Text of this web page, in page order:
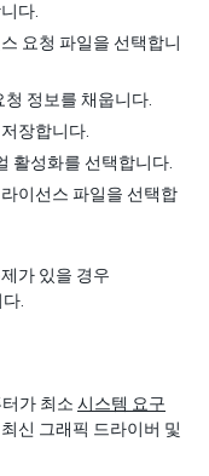
다.
요청 파일을 선택합니
정보를 채웁니다.
장합니다.
활성화를 선택합니다.
이선스 파일을 선택합
가 있을 경우
.
가 최소 시스템 요구
신 그래픽 드라이버 및